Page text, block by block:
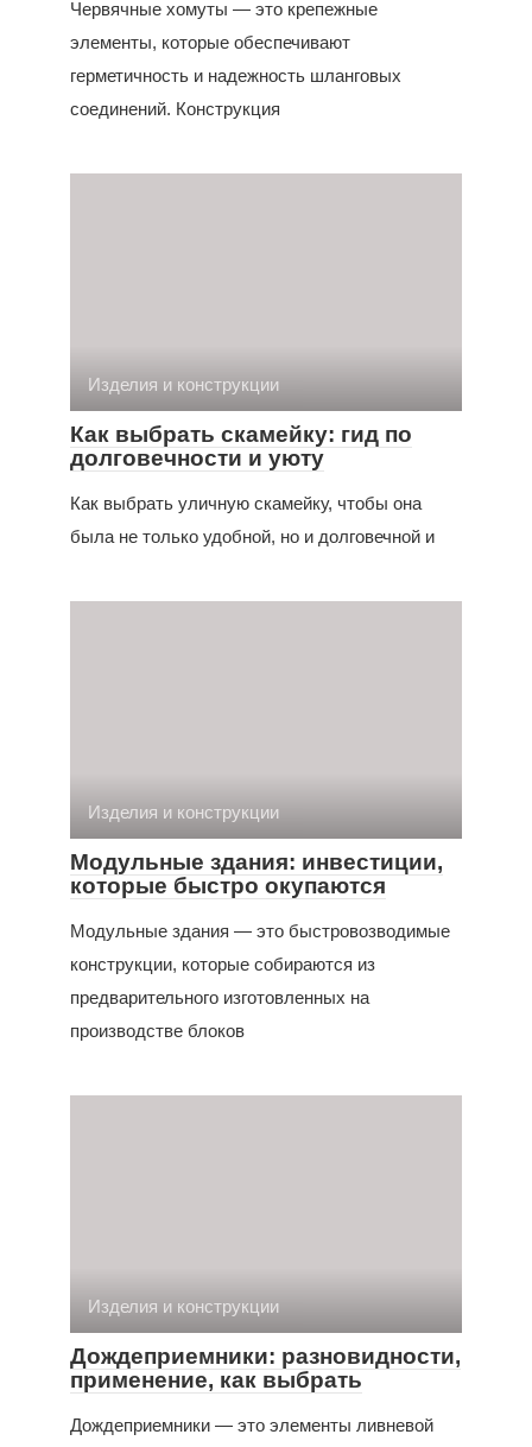
Червячные хомуты — это крепежные
элементы, которые обеспечивают
герметичность и надежность шланговых
соединений. Конструкция
Изделия и конструкции
Как выбрать скамейку: гид по
долговечности и уюту
Как выбрать уличную скамейку, чтобы она
была не только удобной, но и долговечной и
Изделия и конструкции
Модульные здания: инвестиции,
которые быстро окупаются
Модульные здания — это быстровозводимые
конструкции, которые собираются из
предварительного изготовленных на
производстве блоков
Изделия и конструкции
Дождеприемники: разновидности,
применение, как выбрать
Дождеприемники — это элементы ливневой